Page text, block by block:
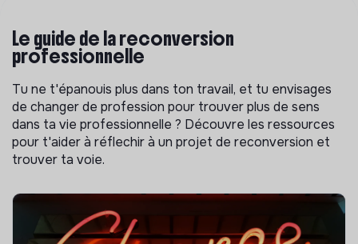
Le guide de la reconversion
professionnelle
Tu ne t'épanouis plus dans ton travail, et tu envisages
de changer de profession pour trouver plus de sens
dans ta vie professionnelle ? Découvre les ressources
pour t'aider à réflechir à un projet de reconversion et
trouver ta voie.